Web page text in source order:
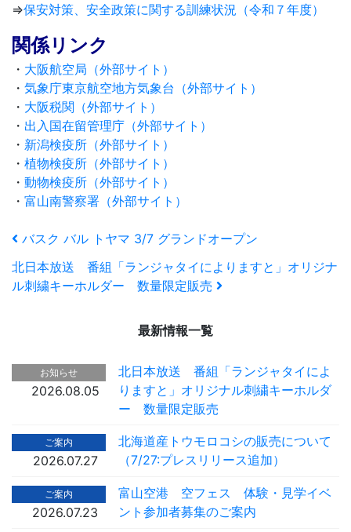
⇒保安対策、安全政策に関する訓練状況（令和７年度）
関係リンク
・ 大阪航空局（外部サイト）
・ 気象庁東京航空地方気象台（外部サイト）
・ 大阪税関（外部サイト）
・ 出入国在留管理庁（外部サイト）
・ 新潟検疫所（外部サイト）
・ 植物検疫所（外部サイト）
・ 動物検疫所（外部サイト）
・ 富山南警察署（外部サイト）
バスク バル トヤマ 3/7 グランドオープン
北日本放送 番組「ランジャタイによりますと」オリジナ
ル刺繍キーホルダー 数量限定販売
最新情報一覧
お知らせ
2026.08.05
北日本放送 番組「ランジャタイによ
りますと」オリジナル刺繍キーホルダ
ー 数量限定販売
ご案内
2026.07.27
北海道産トウモロコシの販売について
（7/27:プレスリリース追加）
ご案内
2026.07.23
富山空港 空フェス 体験・見学イベ
ント参加者募集のご案内